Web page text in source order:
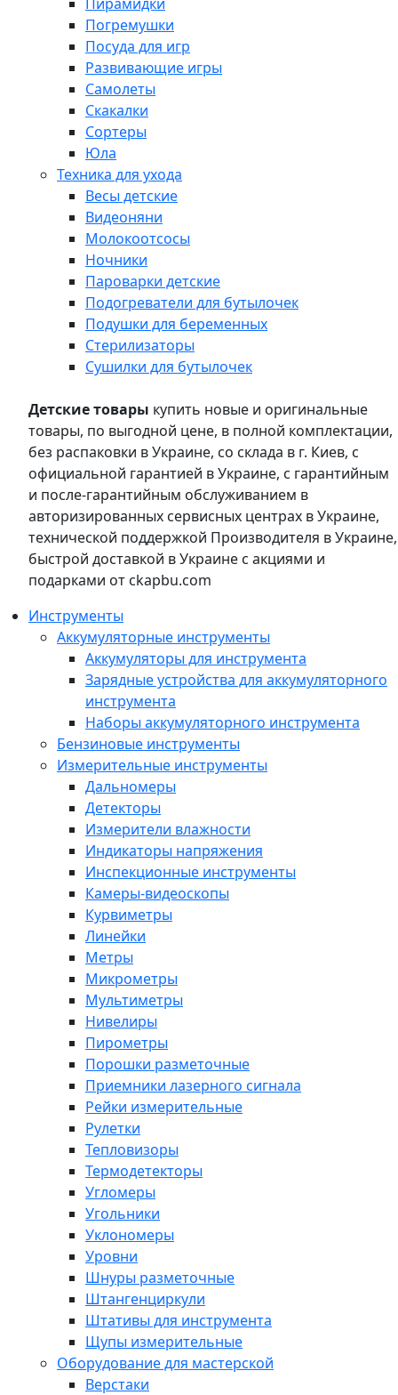
Погремушки
Посуда для игр
Развивающие игры
Самолеты
Скакалки
Сортеры
Юла
Техника для ухода
Весы детские
Видеоняни
Молокоотсосы
Ночники
Пароварки детские
Подогреватели для бутылочек
Подушки для беременных
Стерилизаторы
Сушилки для бутылочек
Детские товары купить новые и оригинальные
товары, по выгодной цене, в полной комплектации,
без распаковки в Украине, со склада в г. Киев, с
официальной гарантией в Украине, с гарантийным
и после-гарантийным обслуживанием в
авторизированных сервисных центрах в Украине,
технической поддержкой Производителя в Украине,
быстрой доставкой в Украине с акциями и
подарками от ckapbu.com
Инструменты
Аккумуляторные инструменты
Аккумуляторы для инструмента
Зарядные устройства для аккумуляторного
инструмента
Наборы аккумуляторного инструмента
Бензиновые инструменты
Измерительные инструменты
Дальномеры
Детекторы
Измерители влажности
Индикаторы напряжения
Инспекционные инструменты
Камеры-видеоскопы
Курвиметры
Линейки
Метры
Микрометры
Мультиметры
Нивелиры
Пирометры
Порошки разметочные
Приемники лазерного сигнала
Рейки измерительные
Рулетки
Тепловизоры
Термодетекторы
Угломеры
Угольники
Уклономеры
Уровни
Шнуры разметочные
Штангенциркули
Штативы для инструмента
Щупы измерительные
Оборудование для мастерской
Верстаки